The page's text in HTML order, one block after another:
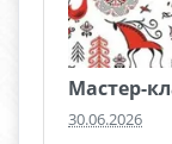
Мастер-
30.06.2026